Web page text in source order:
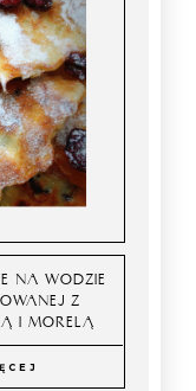
NA WODZIE
Z
I MORELĄ